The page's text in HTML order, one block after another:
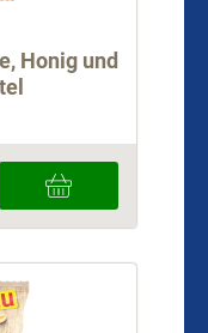
Honig und